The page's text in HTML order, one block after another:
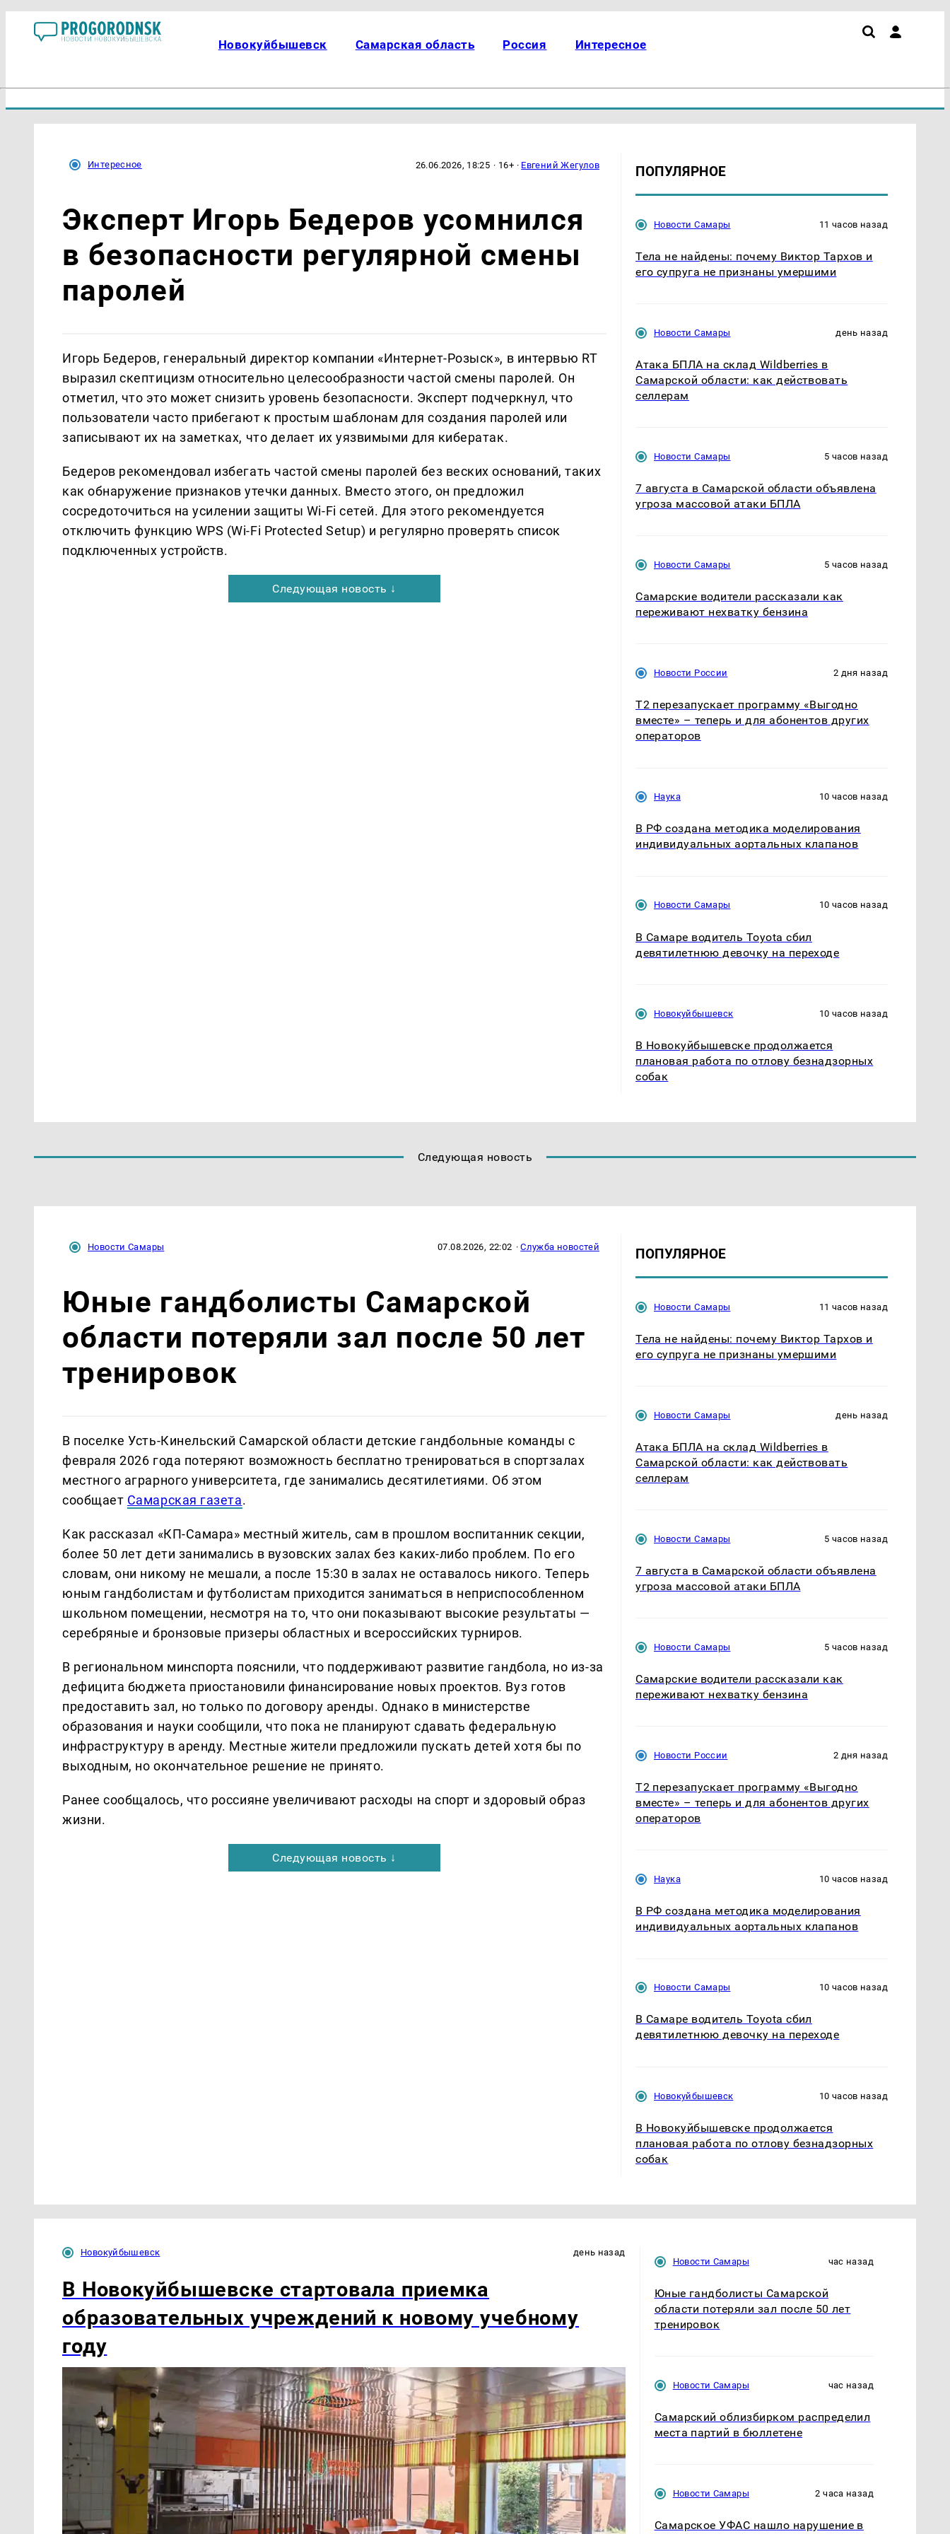
Новокуйбышевск Самарская область Россия Интересное
Интересное 26.06.2026, 18:25 · 16+ · Евгений Жегулов
Эксперт Игорь Бедеров усомнился
в безопасности регулярной смены
паролей
Игорь Бедеров, генеральный директор компании «Интернет-Розыск», в интервью RT
выразил скептицизм относительно целесообразности частой смены паролей. Он
отметил, что это может снизить уровень безопасности. Эксперт подчеркнул, что
пользователи часто прибегают к простым шаблонам для создания паролей или
записывают их на заметках, что делает их уязвимыми для кибератак.
Бедеров рекомендовал избегать частой смены паролей без веских оснований, таких
как обнаружение признаков утечки данных. Вместо этого, он предложил
сосредоточиться на усилении защиты Wi-Fi сетей. Для этого рекомендуется
отключить функцию WPS (Wi-Fi Protected Setup) и регулярно проверять список
подключенных устройств.
Следующая новость ↓
ПОПУЛЯРНОЕ
Новости Самары 11 часов назад
Тела не найдены: почему Виктор Тархов и
его супруга не признаны умершими
Новости Самары день назад
Атака БПЛА на склад Wildberries в
Самарской области: как действовать
селлерам
Новости Самары 5 часов назад
7 августа в Самарской области объявлена
угроза массовой атаки БПЛА
Новости Самары 5 часов назад
Самарские водители рассказали как
переживают нехватку бензина
Новости России 2 дня назад
Т2 перезапускает программу «Выгодно
вместе» – теперь и для абонентов других
операторов
Наука 10 часов назад
В РФ создана методика моделирования
индивидуальных аортальных клапанов
Новости Самары 10 часов назад
В Самаре водитель Toyota сбил
девятилетнюю девочку на переходе
Новокуйбышевск 10 часов назад
В Новокуйбышевске продолжается
плановая работа по отлову безнадзорных
собак
Следующая новость
Новости Самары 07.08.2026, 22:02 ·Служба новостей
Юные гандболисты Самарской
области потеряли зал после 50 лет
тренировок
В поселке Усть-Кинельский Самарской области детские гандбольные команды с
февраля 2026 года потеряют возможность бесплатно тренироваться в спортзалах
местного аграрного университета, где занимались десятилетиями. Об этом
сообщает Самарская газета.
Как рассказал «КП-Самара» местный житель, сам в прошлом воспитанник секции,
более 50 лет дети занимались в вузовских залах без каких-либо проблем. По его
словам, они никому не мешали, а после 15:30 в залах не оставалось никого. Теперь
юным гандболистам и футболистам приходится заниматься в неприспособленном
школьном помещении, несмотря на то, что они показывают высокие результаты —
серебряные и бронзовые призеры областных и всероссийских турниров.
В региональном минспорта пояснили, что поддерживают развитие гандбола, но из-за
дефицита бюджета приостановили финансирование новых проектов. Вуз готов
предоставить зал, но только по договору аренды. Однако в министерстве
образования и науки сообщили, что пока не планируют сдавать федеральную
инфраструктуру в аренду. Местные жители предложили пускать детей хотя бы по
выходным, но окончательное решение не принято.
Ранее сообщалось, что россияне увеличивают расходы на спорт и здоровый образ
жизни.
Следующая новость ↓
ПОПУЛЯРНОЕ
Новости Самары 11 часов назад
Тела не найдены: почему Виктор Тархов и
его супруга не признаны умершими
Новости Самары день назад
Атака БПЛА на склад Wildberries в
Самарской области: как действовать
селлерам
Новости Самары 5 часов назад
7 августа в Самарской области объявлена
угроза массовой атаки БПЛА
Новости Самары 5 часов назад
Самарские водители рассказали как
переживают нехватку бензина
Новости России 2 дня назад
Т2 перезапускает программу «Выгодно
вместе» – теперь и для абонентов других
операторов
Наука 10 часов назад
В РФ создана методика моделирования
индивидуальных аортальных клапанов
Новости Самары 10 часов назад
В Самаре водитель Toyota сбил
девятилетнюю девочку на переходе
Новокуйбышевск 10 часов назад
В Новокуйбышевске продолжается
плановая работа по отлову безнадзорных
собак
Новокуйбышевск день назад
В Новокуйбышевске стартовала приемка
образовательных учреждений к новому учебному
году
Новости Самары час назад
Юные гандболисты Самарской
области потеряли зал после 50 лет
тренировок
Новости Самары час назад
Самарский облизбирком распределил
места партий в бюллетене
Новости Самары 2 часа назад
Самарское УФАС нашло нарушение в